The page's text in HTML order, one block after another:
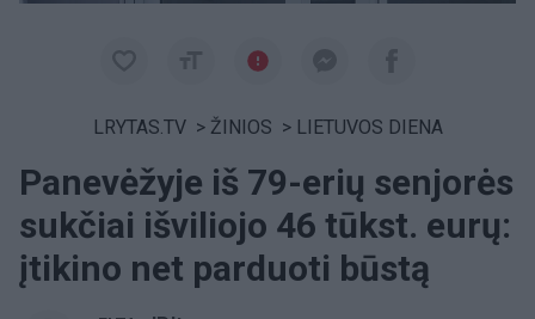
LRYTAS.TV > ŽINIOS > LIETUVOS DIENA
Panevėžyje iš 79-erių senjorės
sukčiai išviliojo 46 tūkst. eurų:
įtikino net parduoti būstą